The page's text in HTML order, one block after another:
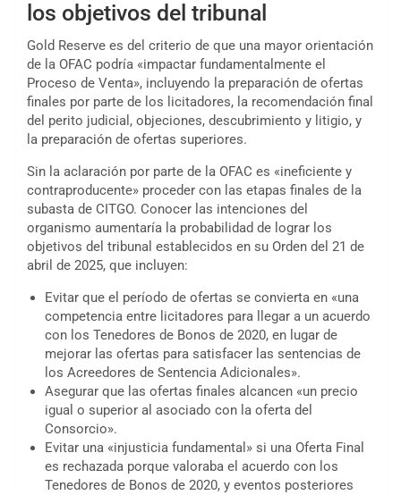
los objetivos del tribunal
Gold Reserve es del criterio de que una mayor orientación
de la OFAC podría «impactar fundamentalmente el
Proceso de Venta», incluyendo la preparación de ofertas
finales por parte de los licitadores, la recomendación final
del perito judicial, objeciones, descubrimiento y litigio, y
la preparación de ofertas superiores.
Sin la aclaración por parte de la OFAC es «ineficiente y
contraproducente» proceder con las etapas finales de la
subasta de CITGO. Conocer las intenciones del
organismo aumentaría la probabilidad de lograr los
objetivos del tribunal establecidos en su Orden del 21 de
abril de 2025, que incluyen:
Evitar que el período de ofertas se convierta en «una
competencia entre licitadores para llegar a un acuerdo
con los Tenedores de Bonos de 2020, en lugar de
mejorar las ofertas para satisfacer las sentencias de
los Acreedores de Sentencia Adicionales».
Asegurar que las ofertas finales alcancen «un precio
igual o superior al asociado con la oferta del
Consorcio».
Evitar una «injusticia fundamental» si una Oferta Final
es rechazada porque valoraba el acuerdo con los
Tenedores de Bonos de 2020, y eventos posteriores